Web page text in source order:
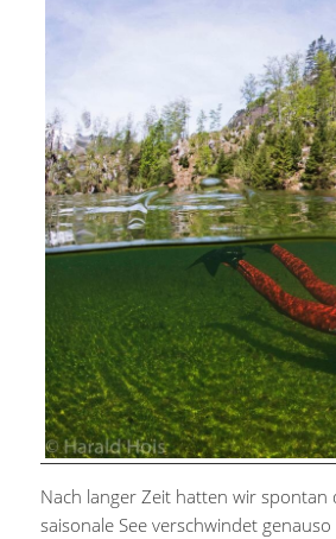
Nach langer Zeit hatten wir spontan
saisonale See verschwindet